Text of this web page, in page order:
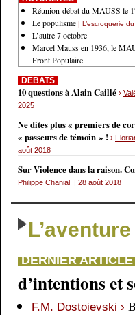
Réunion-débat du MAUSS le
Le populisme | L’escroquerie
L’autre 7 octobre
Marcel Mauss en 1936, le
Front Populaire
DÉBATS
10 questions à Alain Caillé ›
2025
Ne dites plus « premiers de
« passeurs de témoin » ! ›
août 2018
Sur Violence dans la raison.
Philippe Chanial | 28 août 2018
DERNIER ARTICLE
d’intentions et
F.M. Dostoievski ›